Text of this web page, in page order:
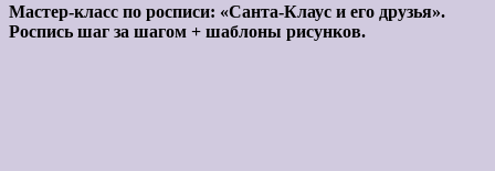
Мастер-класс по росписи: «Санта-Клаус и его друзья».
Роспись шаг за шагом + шаблоны рисунков.